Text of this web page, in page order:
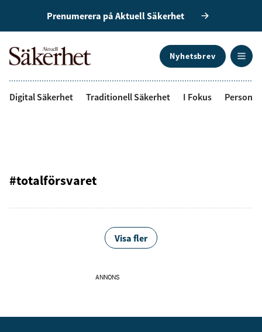
Prenumerera på Aktuell Säkerhet
Nyhetsbrev
Digital Säkerhet Traditionell Säkerhet I Fokus
#totalförsvaret
Visa fler
ANNONS